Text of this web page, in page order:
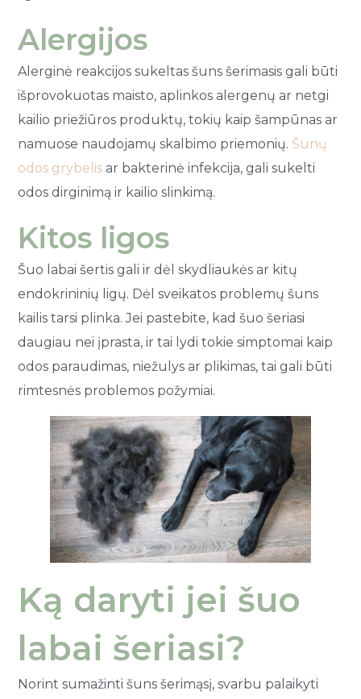
Alergijos
Alerginė reakcijos sukeltas šuns šerimasis gali būti
išprovokuotas maisto, aplinkos alergenų ar netgi
kailio priežiūros produktų, tokių kaip šampūnas ar
namuose naudojamų skalbimo priemonių. Šunų
odos grybelis ar bakterinė infekcija, gali sukelti
odos dirginimą ir kailio slinkimą.
Kitos ligos
Šuo labai šertis gali ir dėl skydliaukės ar kitų
endokrininių ligų. Dėl sveikatos problemų šuns
kailis tarsi plinka. Jei pastebite, kad šuo šeriasi
daugiau nei įprasta, ir tai lydi tokie simptomai kaip
odos paraudimas, niežulys ar plikimas, tai gali būti
rimtesnės problemos požymiai.
Ką daryti jei šuo
labai šeriasi?
Norint sumažinti šuns šerimąsį, svarbu palaikyti